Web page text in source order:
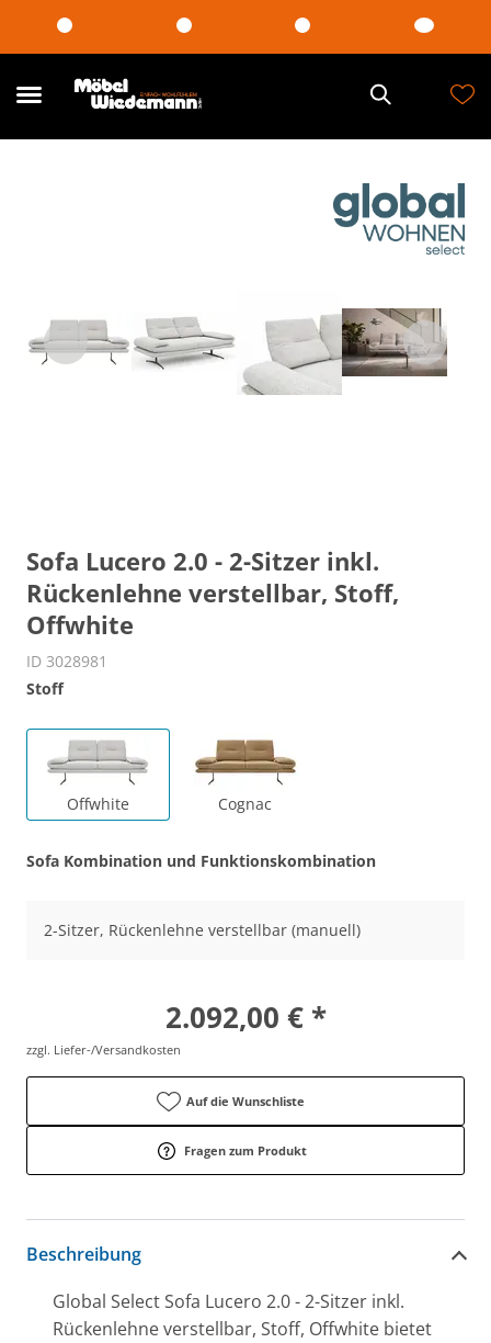
Sofa Lucero 2.0 - 2-Sitzer inkl.
Rückenlehne verstellbar, Stoff,
Offwhite
ID 3028981
Stoff
Offwhite Cognac
Sofa Kombination und Funktionskombination
2-Sitzer, Rückenlehne verstellbar (manuell)
2.092,00 € *
zzgl. Liefer-/Versandkosten
Auf die Wunschliste
Fragen zum Produkt
Beschreibung
Global Select Sofa Lucero 2.0 - 2-Sitzer inkl.
Rückenlehne verstellbar, Stoff, Offwhite bietet